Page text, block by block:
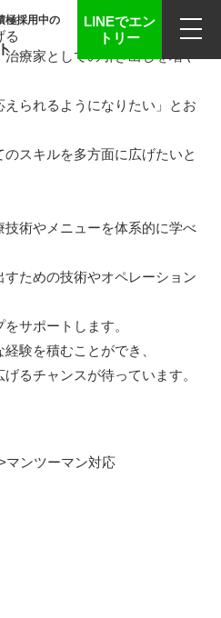
極採用中の
LINEでエン
トリー
る
治療家としての引き出しを増や
えられるようになりたい」とお
のスキルを多方面に広げたいと
技術や メニューを体系的に学べ
すための技術やオペレーション
をサポートします。
経験を積むことができ、
げるチャンスが待っています。